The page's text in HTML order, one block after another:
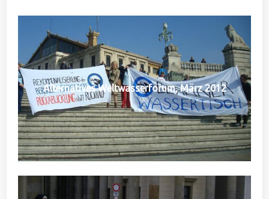
Alternatives Weltwasserforum, März 2012